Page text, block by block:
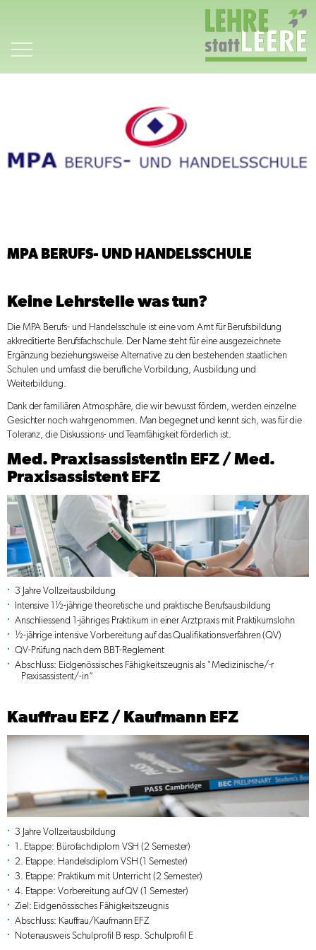
MPA BERUFS- UND HANDELSSCHULE
Keine Lehrstelle was tun?
Die MPA Berufs- und Handelsschule ist eine vom Amt für Berufsbildung
akkreditierte Berufsfachschule. Der Name steht für eine ausgezeichnete
Ergänzung beziehungsweise Alternative zu den bestehenden staatlichen
Schulen und umfasst die berufliche Vorbildung, Ausbildung und
Weiterbildung.
Dank der familiären Atmosphäre, die wir bewusst fördern, werden einzelne
Gesichter noch wahrgenommen. Man begegnet und kennt sich, was für die
Toleranz, die Diskussions- und Teamfähigkeit förderlich ist.
Med. Praxisassistentin EFZ / Med.
Praxisassistent EFZ
3 Jahre Vollzeitausbildung
Intensive 1½-jährige theoretische und praktische Berufsausbildung
Anschliessend 1-jähriges Praktikum in einer Arztpraxis mit Praktikumslohn
½-jährige intensive Vorbereitung auf das Qualifikationsverfahren (QV)
QV-Prüfung nach dem BBT-Reglement
Abschluss: Eidgenössisches Fähigkeitszeugnis als "Medizinische/-r
Praxisassistent/-in“
Kauffrau EFZ / Kaufmann EFZ
3 Jahre Vollzeitausbildung
1. Etappe: Bürofachdiplom VSH (2 Semester)
2. Etappe: Handelsdiplom VSH (1 Semester)
3. Etappe: Praktikum mit Unterricht (2 Semester)
4. Etappe: Vorbereitung auf QV (1 Semester)
Ziel: Eidgenössisches Fähigkeitszeugnis
Abschluss: Kauffrau/Kaufmann EFZ
Notenausweis Schulprofil B resp. Schulprofil E